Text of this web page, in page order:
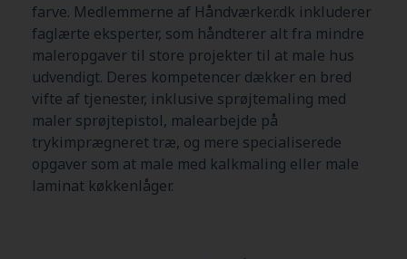
farve. Medlemmerne af Håndværker.dk inkluderer
faglærte eksperter, som håndterer alt fra mindre
maleropgaver til store projekter til at male hus
udvendigt. Deres kompetencer dækker en bred
vifte af tjenester, inklusive sprøjtemaling med
maler sprøjtepistol, malearbejde på
trykimprægneret træ, og mere specialiserede
opgaver som at male med kalkmaling eller male
laminat køkkenlåger.